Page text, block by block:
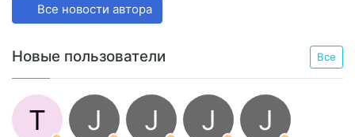
Все новости автора
Новые пользователи Все
T J J J
J